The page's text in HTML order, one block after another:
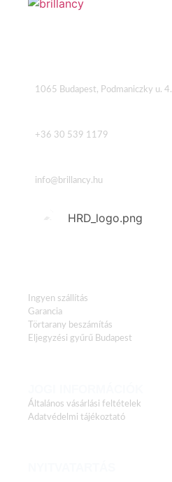
1065 Budapest, Podmaniczky u. 4.
+36 30 539 1179
info@brillancy.hu
Ingyen szállítás
Garancia
Törtarany beszámítás
Eljegyzési gyűrű Budapest
Általános vásárlási feltételek
Adatvédelmi tájékoztató